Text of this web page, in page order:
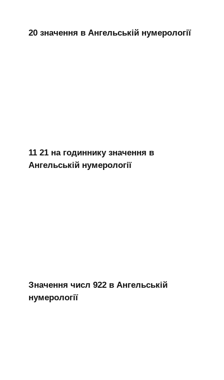
20 значення в Ангельській нумерології
11 21 на годиннику значення в
Ангельській нумерології
Значення числ 922 в Ангельській
нумерології